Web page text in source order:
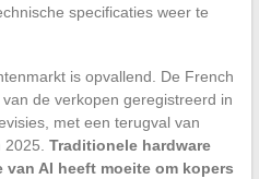
specificaties weer te
is opvallend. De French
de verkopen geregistreerd in
met een terugval van
Traditionele hardware
AI heeft moeite om kopers